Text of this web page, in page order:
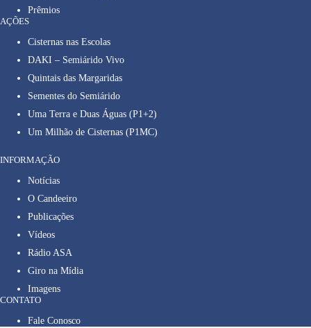
Prêmios
AÇÕES
Cisternas nas Escolas
DAKI – Semiárido Vivo
Quintais das Margaridas
Sementes do Semiárido
Uma Terra e Duas Águas (P1+2)
Um Milhão de Cisternas (P1MC)
INFORMAÇÃO
Notícias
O Candeeiro
Publicações
Vídeos
Rádio ASA
Giro na Mídia
Imagens
CONTATO
Fale Conosco